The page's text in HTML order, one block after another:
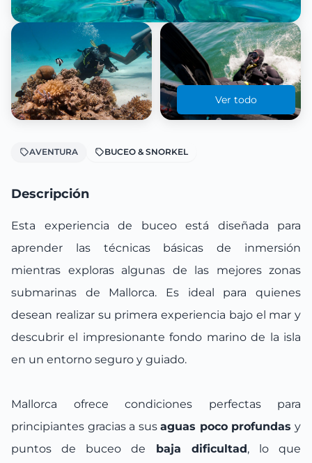
Ver todo
AVENTURA BUCEO & SNORKEL
Descripción
Esta experiencia de buceo está diseñada para
aprender las técnicas básicas de inmersión
mientras exploras algunas de las mejores zonas
submarinas de Mallorca. Es ideal para quienes
desean realizar su primera experiencia bajo el mar y
descubrir el impresionante fondo marino de la isla
en un entorno seguro y guiado.
Mallorca ofrece condiciones perfectas para
principiantes gracias a susaguas poco profundas y
puntos de buceo de baja dificultad, lo que